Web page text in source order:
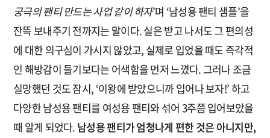
궁극의 팬티 만드는 사업 같이 하자’며 ‘남성용 팬티 샘플’을
잔뜩 보내주기 전까지는 말이다. 실은 받고 나서도 그 편의성
에 대한 의구심이 가시지 않았고, 실제로 입었을 때도 즉각적
인 해방감이 들기보다는 어색함을 먼저 느꼈다. 그러나 조금
실망했던 것도 잠시, ‘이왕에 받았으니까 입어나 보자!’ 하고
다양한 남성용 팬티를 여성용 팬티와 섞어 3주쯤 입어보았을
때 알게 되었다. 남성용 팬티가 엄청나게 편한 것은 아니지만,